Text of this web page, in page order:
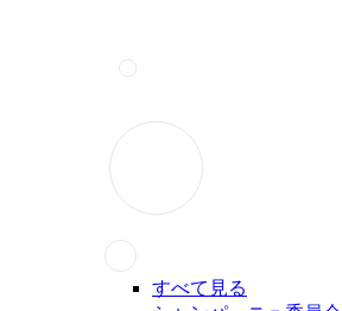
すべて見る